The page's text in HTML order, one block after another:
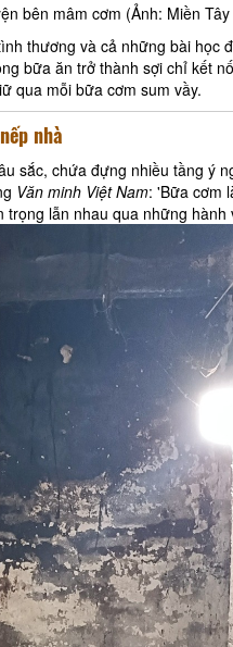
bên mâm cơm (Ảnh: Miền
thương và cả những bài học
bữa ăn trở thành sợi chỉ kết
qua mỗi bữa cơm sum vầy.
nhà
sắc, chứa đựng nhiều tầng ý
Văn minh Việt Nam: 'Bữa cơm
lẫn nhau qua những hành